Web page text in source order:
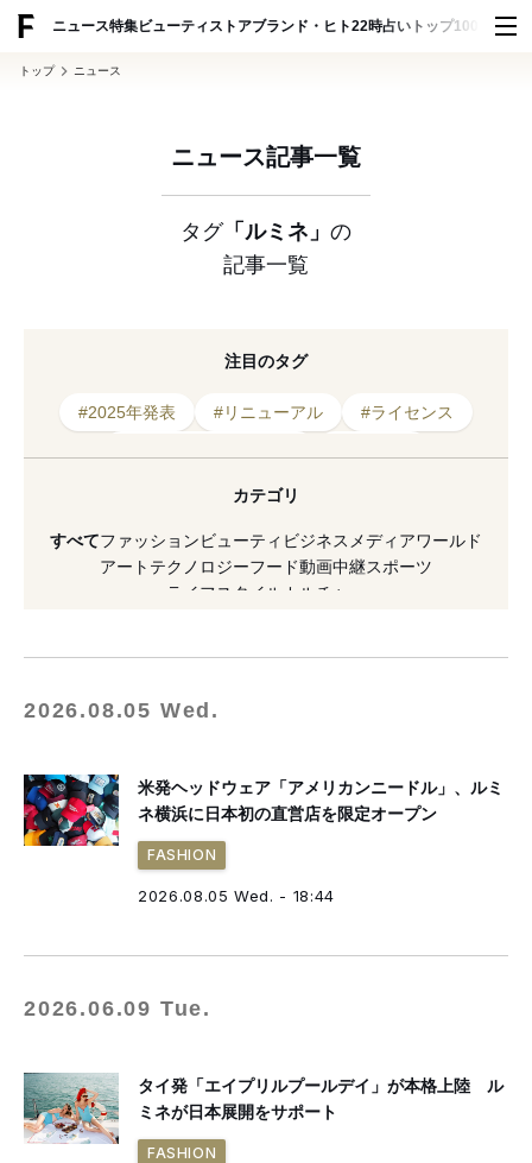
ニュース特集ビューティ ストアブランド・ヒト22時占い トップ100 スナッ
トップ ニュース
ニュース記事一覧
タグ「ルミネ」 の
記事一覧
注目のタグ
#2025年発表 #リニューアル
#ライセンス
#2026年開催
#ニュウマン高輪
#コレクション
カテゴリ
すべてファッションビューティ ビジネス メディアワールド
アート テクノロジーフード動画中継スポーツ
ライフスタイル
カルチャー
2026.08.05 Wed.
米発ヘッドウェア「アメリカンニードル」、ルミ
ネ横浜に日本初の直営店を限定オープン
FASHION
2026.08.05 Wed. - 18:44
2026.06.09 Tue.
タイ発「エイプリルプールデイ」が本格上陸 ル
ミネが日本展開をサポート
FASHION